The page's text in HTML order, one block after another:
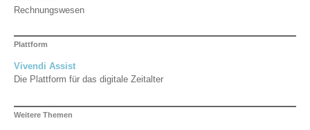
Rechnungswesen
Plattform
Vivendi Assist
Die Plattform für das digitale Zeitalter
Weitere Themen